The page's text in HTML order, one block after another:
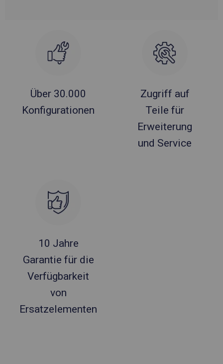
Über 30.000
Konfigurationen
Zugriff auf
Teile für
Erweiterung
und Service
10 Jahre
Garantie für die
Verfügbarkeit
von
Ersatzelementen